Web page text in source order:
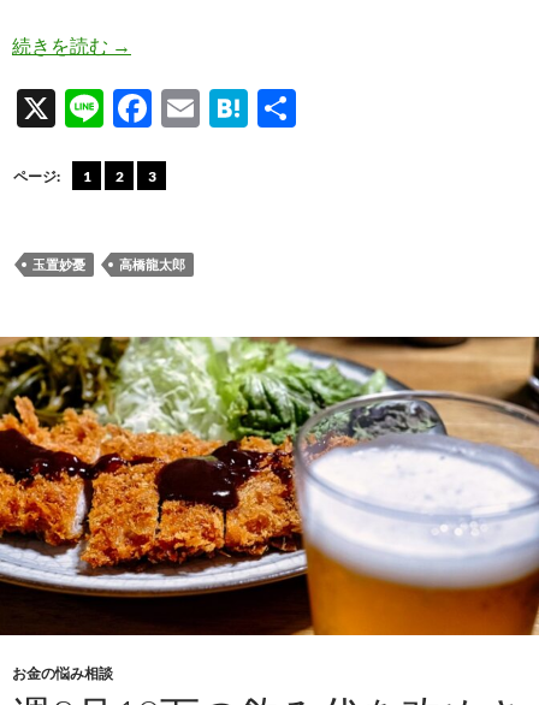
続きを読む 素敵な夫を父親に成らせてあげられない苦しみ
→
X
Li
e
F
e
o
k
E
H
ページ: 1 2 3
玉置妙憂 高橋龍太郎
お金の悩み相談